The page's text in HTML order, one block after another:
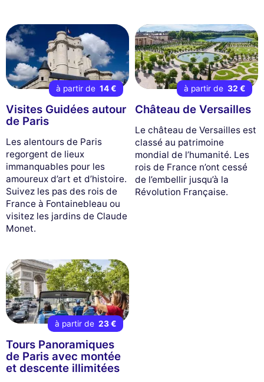
à partir de 14 €
Visites Guidées autour
de Paris
Les alentours de Paris
regorgent de lieux
immanquables pour les
amoureux d’art et d’histoire.
Suivez les pas des rois de
France à Fontainebleau ou
visitez les jardins de Claude
Monet.
à partir de 32 €
Château de Versailles
Le château de Versailles est
classé au patrimoine
mondial de l’humanité. Les
rois de France n’ont cessé
de l’embellir jusqu’à la
Révolution Française.
à partir de 23 €
Tours Panoramiques
de Paris avec montée
et descente illimitées